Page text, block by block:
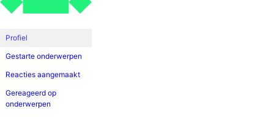
Profiel
Gestarte onderwerpen
Reacties aangemaakt
Gereageerd op
onderwerpen